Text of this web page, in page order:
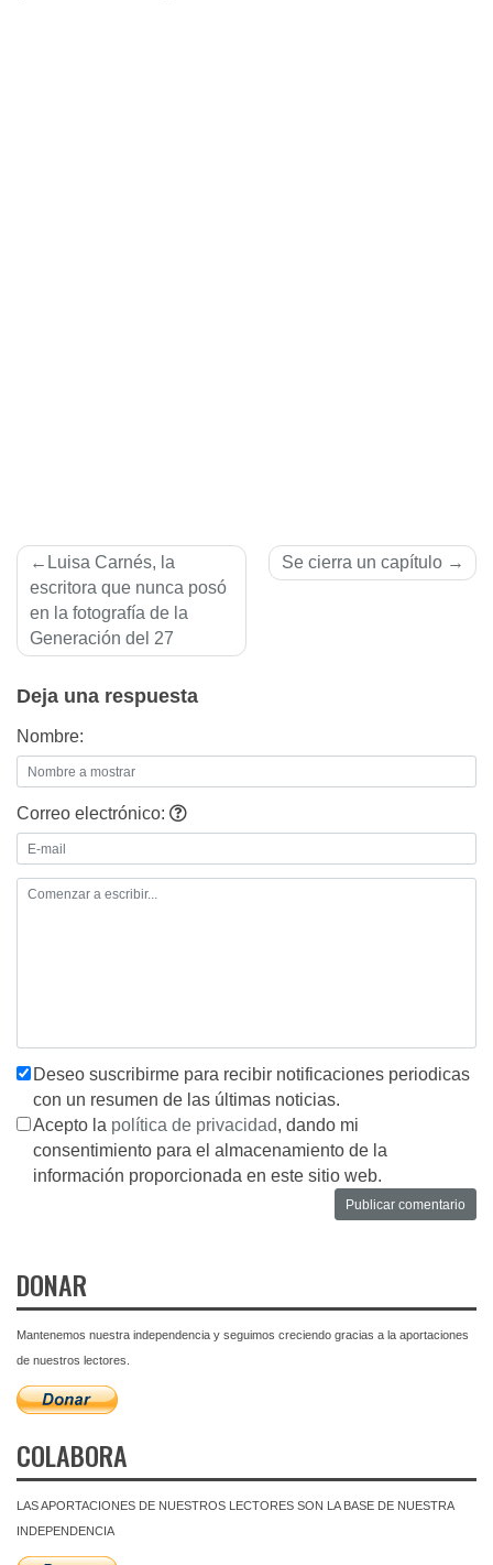
Navegación
de
entradas
Luisa Carnés, la
escritora que nunca posó
en la fotografía de la
Generación del 27
Se cierra un capítulo
Deja una respuesta
Nombre:
Correo electrónico:
Deseo suscribirme para recibir notificaciones periodicas
con un resumen de las últimas noticias.
Acepto la política de privacidad, dando mi
consentimiento para el almacenamiento de la
información proporcionada en este sitio web.
DONAR
Mantenemos nuestra independencia y seguimos creciendo gracias a la aportaciones
de nuestros lectores.
COLABORA
LAS APORTACIONES DE NUESTROS LECTORES SON LA BASE DE NUESTRA
INDEPENDENCIA